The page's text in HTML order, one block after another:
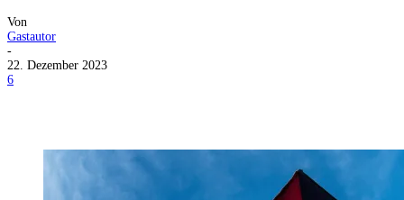
Von
Gastautor
-
22. Dezember 2023
6